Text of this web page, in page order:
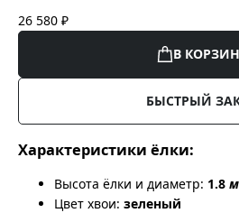
26 580 ₽
В
БЫСТРЫЙ
Характеристики ёлки:
Высота ёлки и диаметр: 1.8
Цвет хвои: зеленый